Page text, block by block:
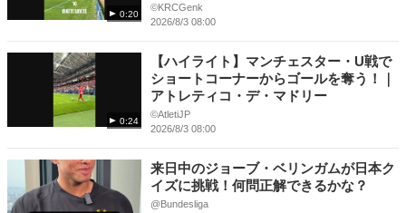
0:20
©KRCGenk
2026/8/3 08:00
0:24
【ハイライト】マンチェスター・U戦で
ショートコーナーからゴールを奪う！｜
アトレティコ・デ・マドリー
©️AtletiJP
2026/8/3 08:00
来日中のジョーブ・ベリンガムが日本ク
イズに挑戦！何問正解できるかな？
@Bundesliga